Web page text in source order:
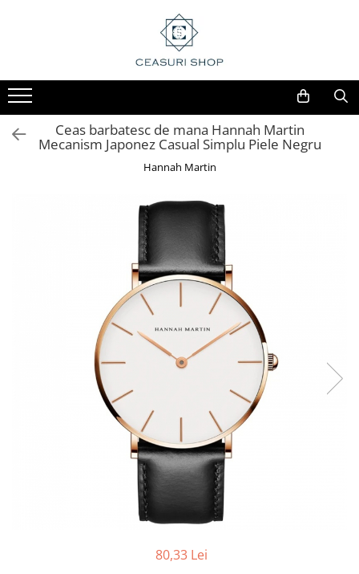
Ceas barbatesc de mana Hannah Martin
Mecanism Japonez Casual Simplu Piele Negru
Hannah Martin
80,33 Lei